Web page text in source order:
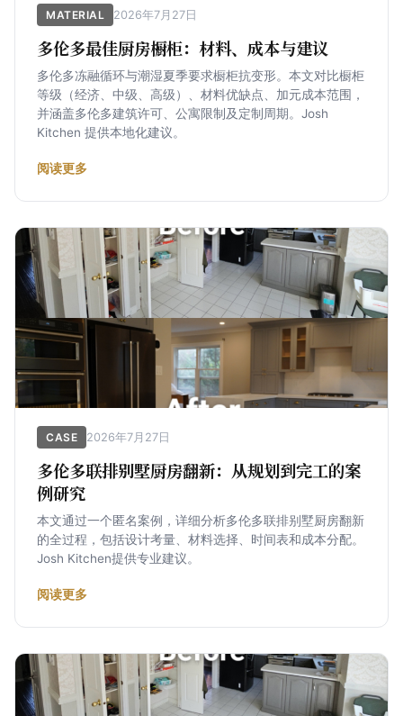
MATERIAL 2026年7月27日
多伦多最佳厨房橱柜：材料、成本与建议
多伦多冻融循环与潮湿夏季要求橱柜抗变形。本文对比橱柜
等级（经济、中级、高级）、材料优缺点、加元成本范围，
并涵盖多伦多建筑许可、公寓限制及定制周期。Josh
Kitchen 提供本地化建议。
阅读更多
CASE 2026年7月27日
多伦多联排别墅厨房翻新：从规划到完工的案
例研究
本文通过一个匿名案例，详细分析多伦多联排别墅厨房翻新
的全过程，包括设计考量、材料选择、时间表和成本分配。
Josh Kitchen提供专业建议。
阅读更多